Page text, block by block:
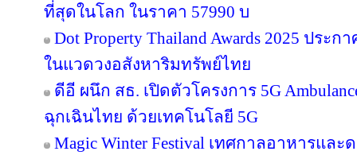
ที่สุดในโลก ในราคา 57990 บ
Dot Property Thailand Awards 2025 ประ
ในแวดวงอสังหาริมทรัพย์ไทย
ดีอี ผนึก สธ. เปิดตัวโครงการ 5G
ฉุกเฉินไทย ด้วยเทคโนโลยี 5G
Magic Winter Festival เทศกาลอาหารแ